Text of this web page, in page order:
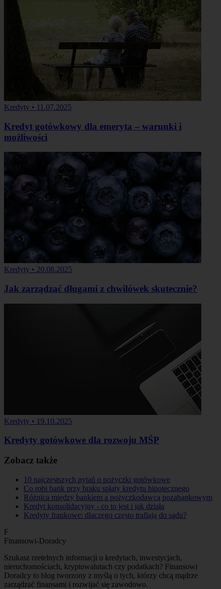
Kredyty • 11.07.2025
Kredyt gotówkowy dla emeryta – warunki i
możliwości
Kredyty • 20.08.2025
Jak zarządzać długami z chwilówek skutecznie?
Kredyty • 19.10.2025
Kredyty gotówkowe dla rozwoju MŚP
Zobacz także
10 najczęstszych pytań o pożyczki gotówkowe
Co robi bank przy braku spłaty kredytu hipotecznego
Różnica między bankiem a pożyczkodawcą pozabankowym
Kredyt konsolidacyjny - co to jest i jak działa
Kredyty frankowe: dlaczego często trafiają do sądu?
F
Finansowi-Doradcy
Szukasz rzetelnych informacji o kredytach, inwestycjach,
nieruchomościach, kryptowalutach czy podatkach? Finansowi
Doradcy to blog tworzony z myślą o tych, którzy chcą mądrze
zarządzać finansami i rozwijać się zawodowo.